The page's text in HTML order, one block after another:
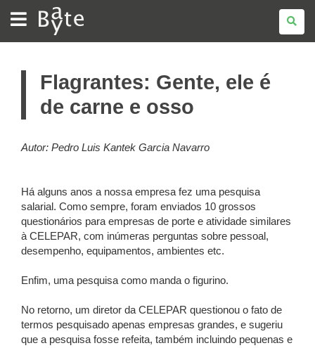
BATE
BYTE
Flagrantes: Gente, ele é
de carne e osso
Autor: Pedro Luis Kantek Garcia Navarro
Há alguns anos a nossa empresa fez uma pesquisa
salarial. Como sempre, foram enviados 10 grossos
questionários para empresas de porte e atividade similares
à CELEPAR, com inúmeras perguntas sobre pessoal,
desempenho, equipamentos, ambientes etc.
Enfim, uma pesquisa como manda o figurino.
No retorno, um diretor da CELEPAR questionou o fato de
termos pesquisado apenas empresas grandes, e sugeriu
que a pesquisa fosse refeita, também incluindo pequenas e